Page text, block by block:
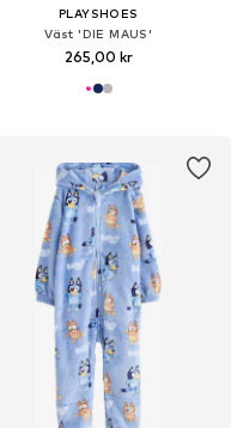
PLAYSHOES
Väst 'DIE MAUS'
265,00 kr